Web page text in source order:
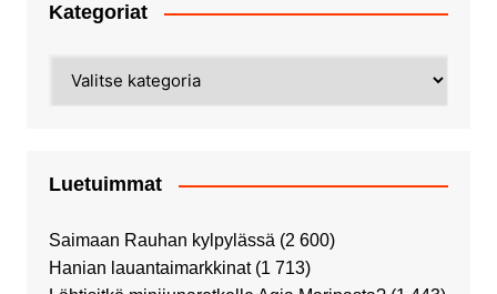
Kategoriat
Luetuimmat
Saimaan Rauhan kylpylässä (2 600)
Hanian lauantaimarkkinat (1 713)